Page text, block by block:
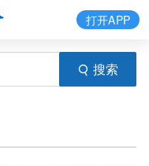
搜索
打开APP